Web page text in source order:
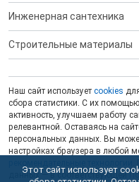
Инженерная сантехника
Строительные материалы
Наш сайт использует cookies
сбора статистики. С их
активность, улучшаем работу
релевантной. Оставаясь на
персональных данных. Вы
настройках браузера в любой
данных — в соответствующей
Этот сайт использует